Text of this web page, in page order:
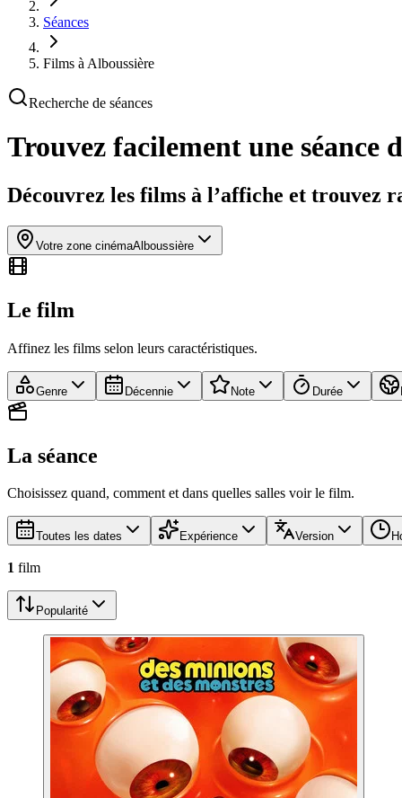
Séances
Films à Alboussière
Recherche de séances
Trouvez facilement une séance
Découvrez les films à l’affiche et trouvez
Votre zone cinémaAlboussière
Le film
Affinez les films selon leurs caractéristiques.
Genre Décennie Note Durée
La séance
Choisissez quand, comment et dans quelles salles voir le film.
Toutes les dates Expérience Version
1 film
Popularité